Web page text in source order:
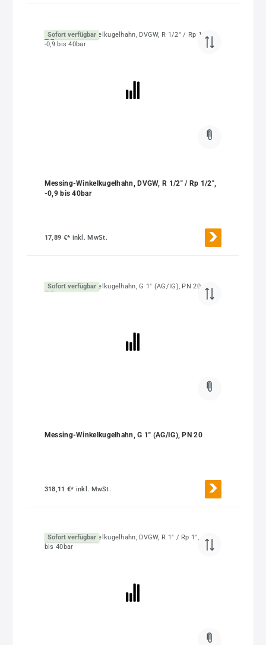
Sofort verfügbar
Messing-Winkelkugelhahn, DVGW, R 1/2" / Rp 1/2",
-0,9 bis 40bar
17,89 €* inkl. MwSt.
Sofort verfügbar
Messing-Winkelkugelhahn, G 1" (AG/IG), PN 20
318,11 €* inkl. MwSt.
Sofort verfügbar